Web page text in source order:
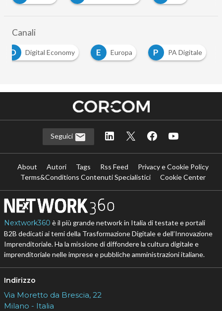
Canali
D
Digital Economy E Europa P PA Digitale
Seguici
About Autori Tags Rss Feed
Privacy e Cookie Policy
Terms&Conditions Contenuti Specialistici
Cookie Center
Nextwork360 è il più grande network in Italia di testate e portali
B2B dedicati ai temi della Trasformazione Digitale e dell’Innovazione
Imprenditoriale. Ha la missione di diffondere la cultura digitale e
imprenditoriale nelle imprese e pubbliche amministrazioni italiane.
Indirizzo
Via Moretto da Brescia, 22
Milano - Italia